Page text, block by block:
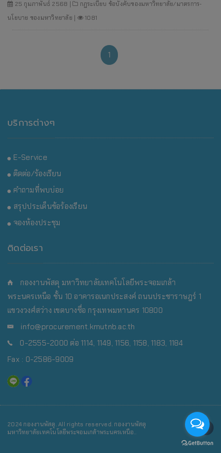
25 กุมภาพันธ์ 2568 |
กฏระเบียบ ข้อบังคับของมหาวิทยาลัย/มาตรการ-
นโยบาย ของมหาวิทยาลัย |
1081
1
บริการต่างๆ
E-Service
ติดต่อ/ร้องเรียน
คำถามที่พบบ่อย
สรุปประเด็นข้อร้องเรียน
จองห้องประชุม
ติดต่อเรา
กองงานพัสดุ มหาวิทยาลัยเทคโนโลยีพระจอมเกล้า
พระนครเหนือ ชั้น 10 อาคารอเนกประสงค์ ถนนประชาราษฎร์ 1
แขวงวงศ์สว่าง เขตบางซื่อ กรุงเทพมหานคร 10800
info@procurement.kmutnb.ac.th
0-2555-2000 ต่อ 1114, 1149, 1156, 1158, 1183, 1184
Fax : 0-2586-9009
2024 กองงานพัสดุ. All rights reserved. กองงานพัสดุ
มหาวิทยาลัยเทคโนโลยีพระจอมเกล้าพระนครเหนือ..